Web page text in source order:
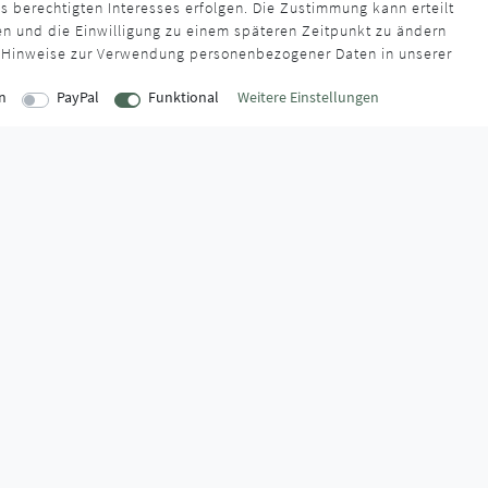
Interesses erfolgen. Die Zustimmung kann erteilt
und die Einwilligung zu einem späteren Zeitpunkt zu ändern
zur Verwendung personenbezogener Daten in unserer
PayPal Funktional Weitere Einstellungen